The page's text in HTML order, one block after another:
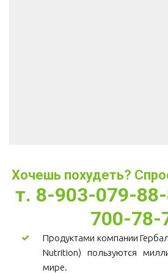
Хочешь похудеть?
т. 8-903-079-
700-78-
Продуктами компании
Nutrition) пользуются
мире.